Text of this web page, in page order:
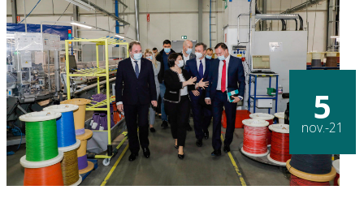
5
nov.-21